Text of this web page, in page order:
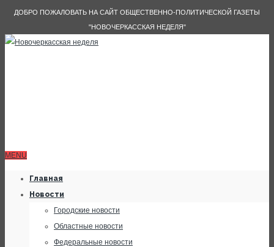
ДОБРО ПОЖАЛОВАТЬ НА САЙТ ОБЩЕСТВЕННО-ПОЛИТИЧЕСКОЙ ГАЗЕТЫ
"НОВОЧЕРКАССКАЯ НЕДЕЛЯ"
MENU
Главная
Новости
Городские новости
Областные новости
Федеральные новости